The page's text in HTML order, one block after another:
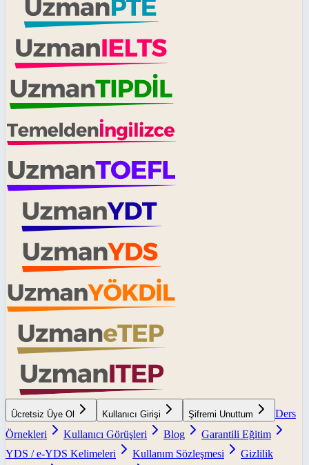
Ücretsiz Üye Ol Kullanıcı Girişi Şifremi Unuttum
Ders
Örnekleri
Kullanıcı Görüşleri Blog
Garantili Eğitim
YDS / e-YDS Kelimeleri
Kullanım Sözleşmesi
Gizlilik